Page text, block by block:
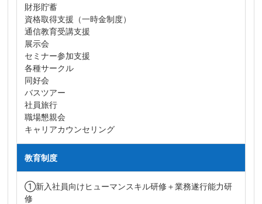
財形貯蓄
資格取得支援（一時金制度）
通信教育受講支援
展示会
セミナー参加支援
各種サークル
同好会
バスツアー
社員旅行
職場懇親会
キャリアカウンセリング
教育制度
①新入社員向けヒューマンスキル研修＋業務遂行能力研
修